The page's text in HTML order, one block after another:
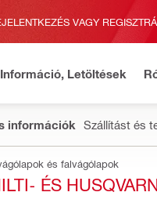
VAGY
Információ, Letöltések
információk Szállítást és
és falvágólapok
ÉS